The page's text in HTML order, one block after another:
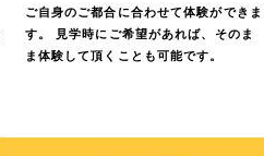
ご自身のご都合に合わせて体験ができま
す。 見学時にご希望があれば、そのま
ま体験して頂くことも可能です。